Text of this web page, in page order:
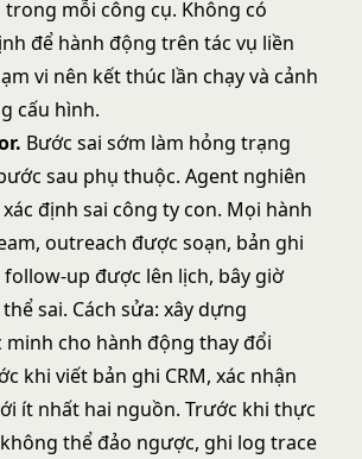
mỗi công cụ. Không có
để hành động trên tác vụ liền
vi nên kết thúc lần chạy và cảnh
cấu hình.
Bước sai sớm làm hỏng trạng
sau phụ thuộc. Agent nghiên
định sai công ty con. Mọi hành
outreach được soạn, bản ghi
follow-up được lên lịch, bây giờ
sai. Cách sửa: xây dựng
minh cho hành động thay đổi
khi viết bản ghi CRM, xác nhận
ít nhất hai nguồn. Trước khi thực
thể đảo ngược, ghi log trace